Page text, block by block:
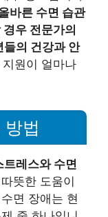
바른 수면 습관
우 전문가의
들의 건강과 안
원이 얼마나
법
트레스와 수면
뜻한 도움이
면 장애는 현